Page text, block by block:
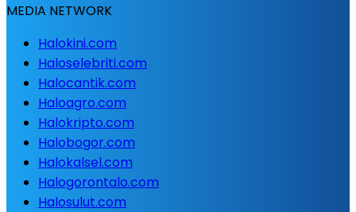
MEDIA NETWORK
Halokini.com
Haloselebriti.com
Halocantik.com
Haloagro.com
Halokripto.com
Halobogor.com
Halokalsel.com
Halogorontalo.com
Halosulut.com